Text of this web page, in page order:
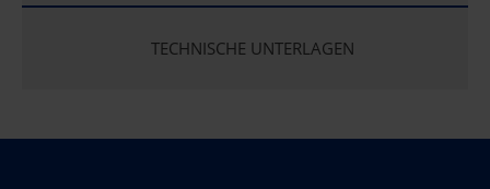
TECHNISCHE UNTERLAGEN